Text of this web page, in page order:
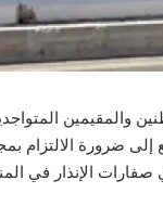
والمقيمين
ضرورة الالتزام
الإنذار في